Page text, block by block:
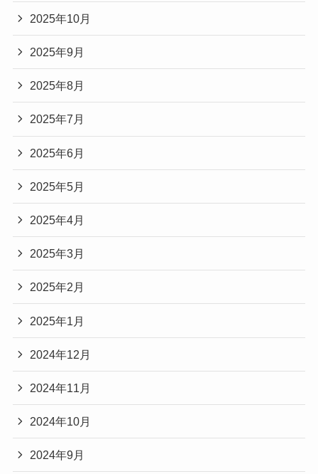
2025年10月
2025年9月
2025年8月
2025年7月
2025年6月
2025年5月
2025年4月
2025年3月
2025年2月
2025年1月
2024年12月
2024年11月
2024年10月
2024年9月